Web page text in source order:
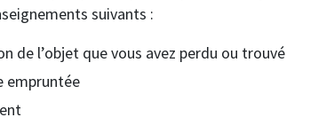
suivants :
de l’objet que vous avez perdu ou trouvé
empruntée